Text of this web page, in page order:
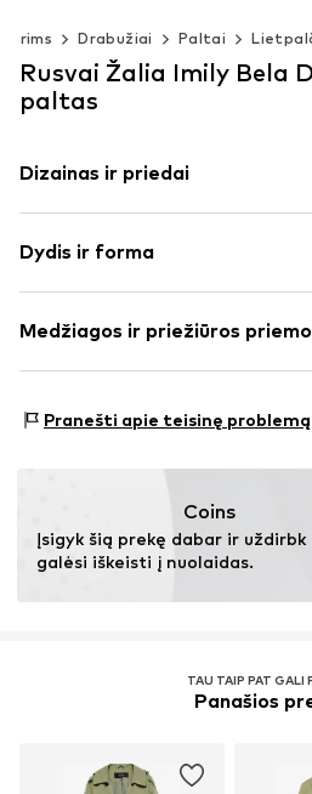
Drabužiai Paltai
Rusvai Žalia Imily Bela
paltas
Dizainas ir priedai
Lietpaltis
Kraštas su sagomis
Apykaklės atvartas
To paties tono atspalvių siūlės
Užsegimas sagomis
IBE0396002000001
Dydis ir forma
Pritaikomumas: Įprastas
Medžiagos ir priežiūros
Pranešti apie teisinę problemą
Coins
Įsigyk šią prekę dabar ir uždirbk
galėsi iškeisti į nuolaidas.
TAU TAIP PAT GALI
Panašios